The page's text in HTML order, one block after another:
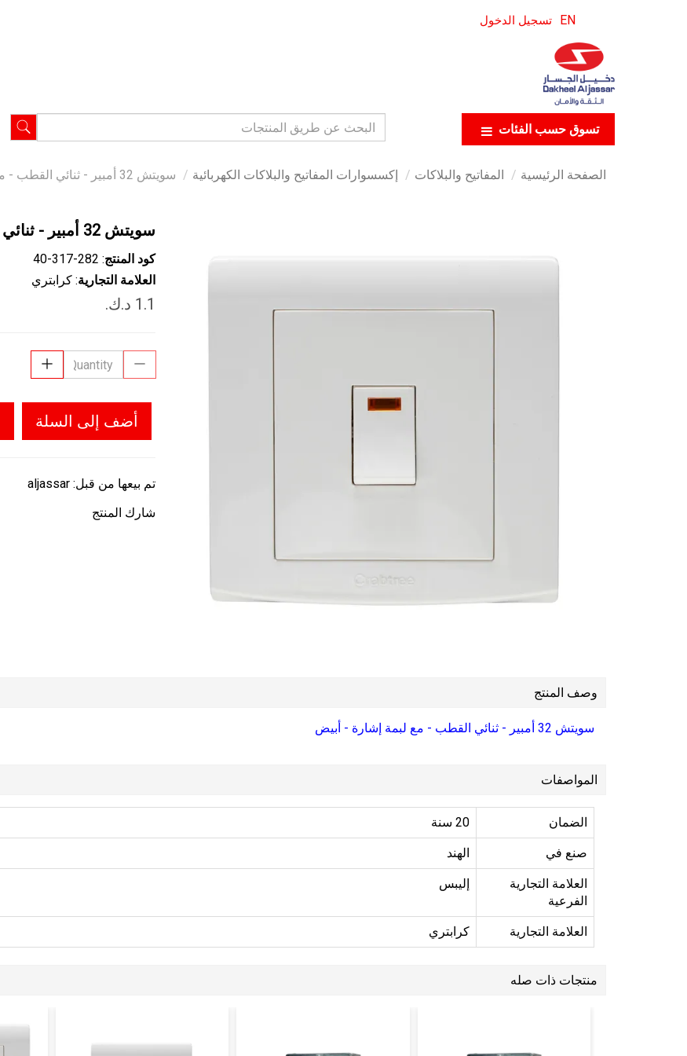
EN تسجيل الدخول
تسوق حسب الفئات
الصفحة الرئيسية المفاتيح والبلاكات إكسسوارات المفاتيح والبلاكات الكهربائية سويتش 32 أمبير - ثنائي القطب - مع لبمة إشارة - أبيض
سويتش 32 أمبير - ثنائي القطب - مع لبمة إشارة - أبيض
كود المنتج: ‎40-317-282
العلامة التجارية: كرابتري
أضف إلى السلة
تم بيعها من قبل: aljassar
شارك المنتج
وصف المنتج
سويتش 32 أمبير - ثنائي القطب - مع لبمة إشارة - أبيض
المواصفات
الضمان 20 سنة
صنع في الهند
العلامة التجارية
الفرعية
إليبس
العلامة التجارية كرابتري
منتجات ذات صله